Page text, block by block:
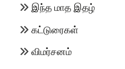
இந்த மாத இதழ்
கட்டுரைகள்
விமர்சனம்